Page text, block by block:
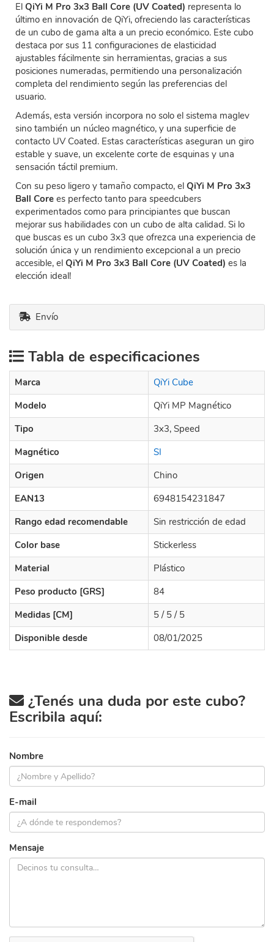
El QiYi M Pro 3x3 Ball Core (UV Coated) representa lo
último en innovación de QiYi, ofreciendo las características
de un cubo de gama alta a un precio económico. Este cubo
destaca por sus 11 configuraciones de elasticidad
ajustables fácilmente sin herramientas, gracias a sus
posiciones numeradas, permitiendo una personalización
completa del rendimiento según las preferencias del
usuario.
Además, esta versión incorpora no solo el sistema maglev
sino también un núcleo magnético, y una superficie de
contacto UV Coated. Estas características aseguran un giro
estable y suave, un excelente corte de esquinas y una
sensación táctil premium.
Con su peso ligero y tamaño compacto, el QiYi M Pro 3x3
Ball Core es perfecto tanto para speedcubers
experimentados como para principiantes que buscan
mejorar sus habilidades con un cubo de alta calidad. Si lo
que buscas es un cubo 3x3 que ofrezca una experiencia de
solución única y un rendimiento excepcional a un precio
accesible, el QiYi M Pro 3x3 Ball Core (UV Coated) es la
elección ideal!
Envío
Tabla de especificaciones
Marca
QiYi Cube
Modelo
QiYi MP Magnético
Tipo
3x3, Speed
Magnético
SI
Origen
Chino
EAN13
6948154231847
Rango edad recomendable
Sin restricción de edad
Color base
Stickerless
Material
Plástico
Peso producto [GRS]
84
Medidas [CM]
5 / 5 / 5
Disponible desde
08/01/2025
¿Tenés una duda por este cubo?
Escribila aquí:
Nombre
E-mail
Mensaje